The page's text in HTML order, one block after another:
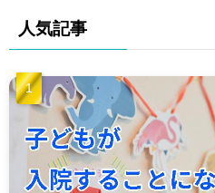
人気記事